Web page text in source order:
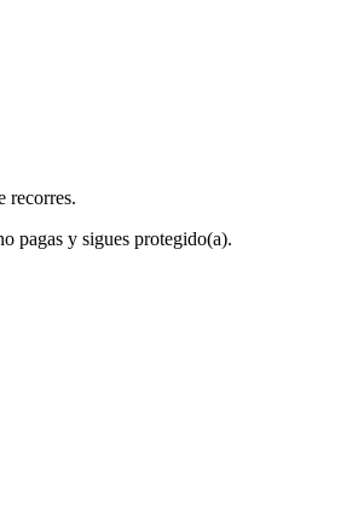
recorres.
pagas y sigues protegido(a).